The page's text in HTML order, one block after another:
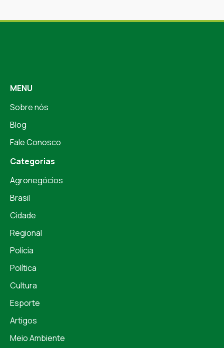
MENU
Sobre nós
Blog
Fale Conosco
Categorias
Agronegócios
Brasil
Cidade
Regional
Polícia
Política
Cultura
Esporte
Artigos
Meio Ambiente